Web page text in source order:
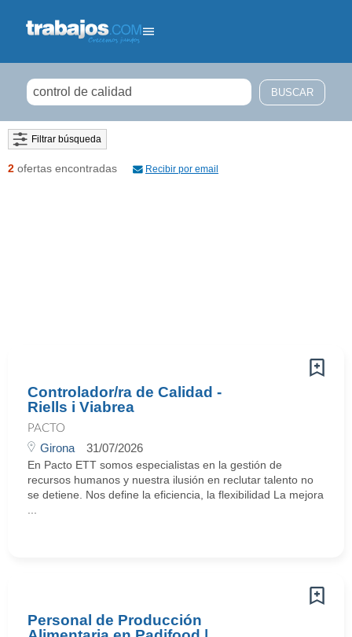
Filtrar búsqueda
2 ofertas encontradas Recibir por email
Controlador/ra de Calidad -
Riells i Viabrea
PACTO
Girona 31/07/2026
En Pacto ETT somos especialistas en la gestión de
recursos humanos y nuestra ilusión en reclutar talento no
se detiene. Nos define la eficiencia, la flexibilidad La mejora
Personal de Producción